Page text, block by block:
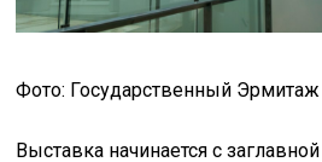
Фото: Государственный Эрмитаж
Выставка начинается с